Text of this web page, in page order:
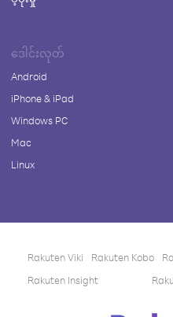
ဒေါင်းလုတ်
Android
iPhone & iPad
Windows PC
Mac
Linux
Rakuten Viki Rakuten Kobo
Rakuten Insight